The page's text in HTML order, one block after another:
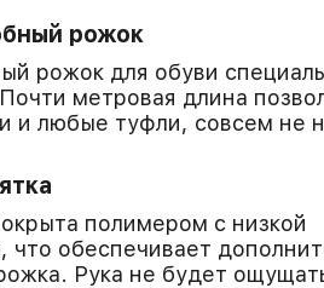
рожок
рожок для обуви
метровая длина
и любые туфли, совсем не
полимером с низкой
что обеспечивает
Рука не будет